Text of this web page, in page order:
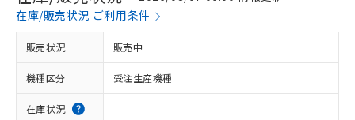
在庫/販売状況 ご利用条件
販売状況 販売中
機種区分 受注生産機種
在庫状況